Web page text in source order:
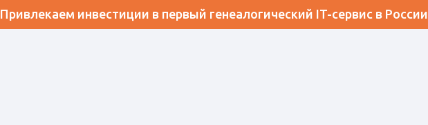
Привлекаем инвестиции в первый генеалогический IT-сервис в России